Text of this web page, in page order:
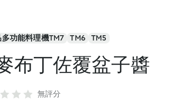
多功能料理機TM7 TM6 TM5
布丁佐覆盆子醬
無評分